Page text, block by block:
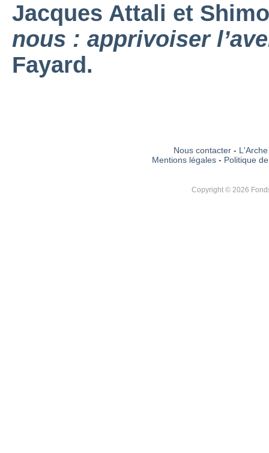
Jacques Attali et
nous : apprivoiser
Fayard.
Nous contacter-
Mentions légales - Politique
Copyright © 2026